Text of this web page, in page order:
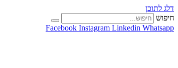
דלג לתוכן
חיפוש
Facebook Instagram Linkedin Whatsapp